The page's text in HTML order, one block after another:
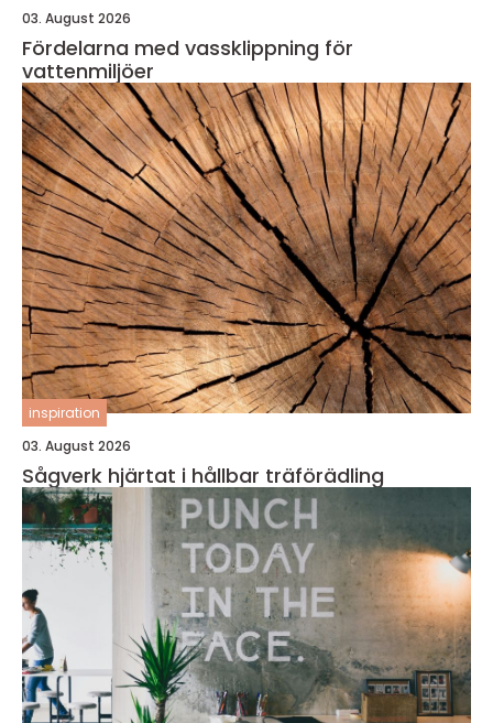
03. August 2026
Fördelarna med vassklippning för
vattenmiljöer
inspiration
03. August 2026
Sågverk hjärtat i hållbar träförädling